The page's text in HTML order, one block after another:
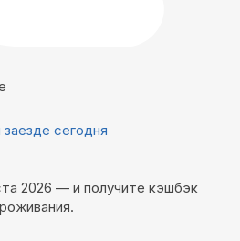
сегодня
2026 — и получите кэшбэк